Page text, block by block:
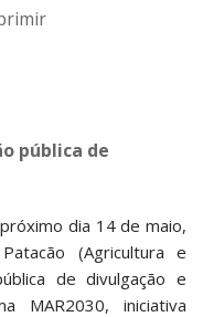
pública de
dia 14 de maio,
(Agricultura e
de divulgação e
MAR2030, iniciativa